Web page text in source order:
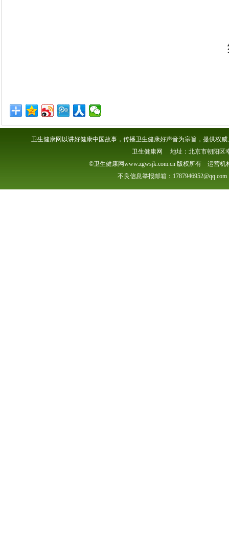
卫生健康网以讲好健康中国故事，传播卫生健康好声音为宗旨，提供权
卫生健康网 地址：北京市朝阳区
©卫生健康网www.zgwsjk.com.cn 版权所有 运营
不良信息举报邮箱：